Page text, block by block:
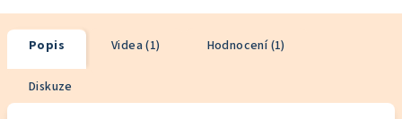
Popis Videa (1) Hodnocení (1)
Diskuze